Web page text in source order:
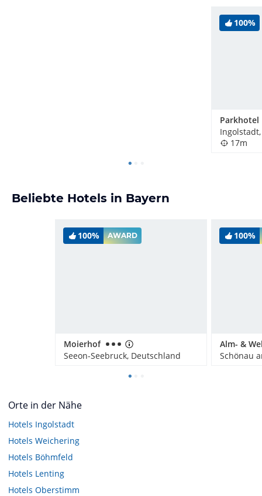
100%
17m
Beliebte Hotels in Bayern
100% AWARD
Moierhof
Seeon-Seebruck, Deutschland
100%
Orte in der Nähe
Hotels Ingolstadt
Hotels Weichering
Hotels Böhmfeld
Hotels Lenting
Hotels Oberstimm